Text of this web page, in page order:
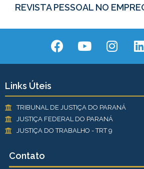
REVISTA PESSOAL NO
Links Úteis
TRIBUNAL DE JUSTIÇA DO PARANÁ
JUSTIÇA FEDERAL DO PARANÁ
JUSTIÇA DO TRABALHO - TRT 9
Contato